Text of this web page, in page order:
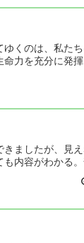
ゆくのは、私た
力を充分に発
ましたが、見
内容がわかる